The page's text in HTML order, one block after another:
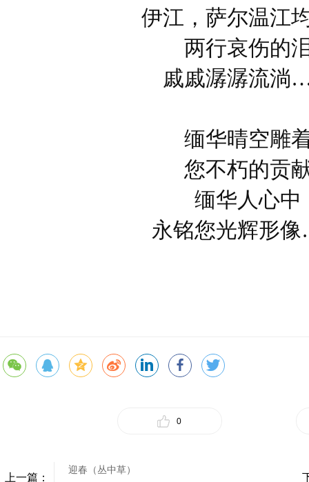
伊江，萨尔温江
两行哀伤的
戚戚潺潺流
缅华晴空雕
您不朽的贡
缅华人心中
永铭您光辉形
0
上一篇：
迎春（丛中草）